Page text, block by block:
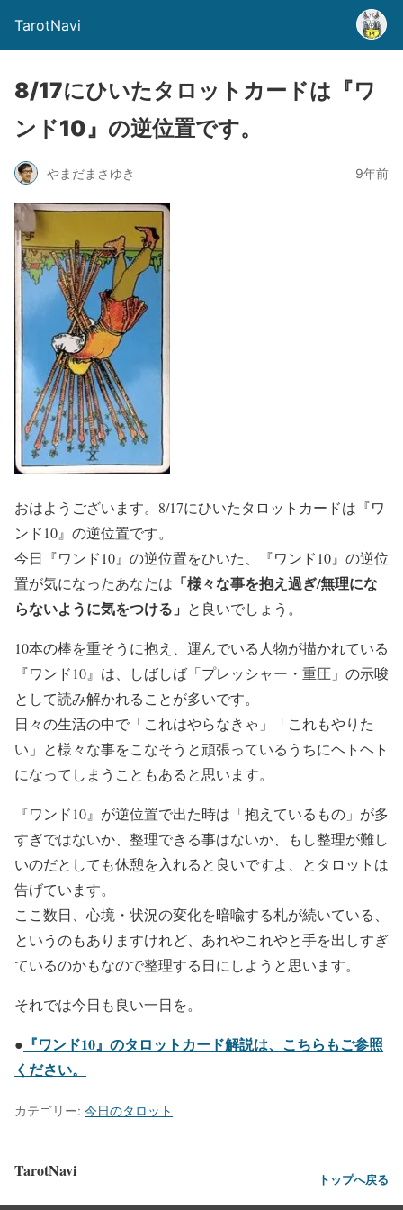
TarotNavi
8/17にひいたタロットカードは『ワ
ンド10』の逆位置です。
やまだまさゆき 9年前
おはようございます。8/17にひいたタロットカードは『ワ
ンド10』の逆位置です。
今日『ワンド10』の逆位置をひいた、『ワンド10』の逆位
置が気になったあなたは 「様々な事を抱え過ぎ/無理にな
らないように気をつける」 と良いでしょう。
10本の棒を重そうに抱え、運んでいる人物が描かれている
『ワンド10』は、しばしば「プレッシャー・重圧」の示唆
として読み解かれることが多いです。
日々の生活の中で「これはやらなきゃ」「これもやりた
い」と様々な事をこなそうと頑張っているうちにヘトヘト
になってしまうこともあると思います。
『ワンド10』が逆位置で出た時は「抱えているもの」が多
すぎではないか、整理できる事はないか、もし整理が難し
いのだとしても休憩を入れると良いですよ、とタロットは
告げています。
ここ数日、心境・状況の変化を暗喩する札が続いている、
というのもありますけれど、あれやこれやと手を出しすぎ
ているのかもなので整理する日にしようと思います。
それでは今日も良い一日を。
● 『ワンド10』のタロットカード解説は、こちらもご参照
ください。
カテゴリー: 今日のタロット
TarotNavi トップへ戻る